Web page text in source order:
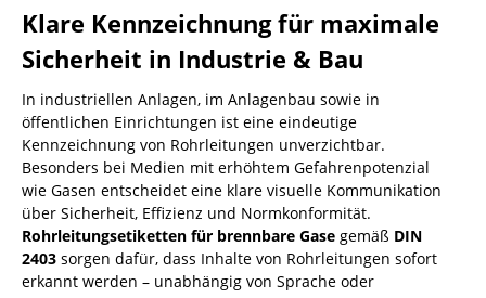
Klare Kennzeichnung für maximale
Sicherheit in Industrie & Bau
In industriellen Anlagen, im Anlagenbau sowie in
öffentlichen Einrichtungen ist eine eindeutige
Kennzeichnung von Rohrleitungen unverzichtbar.
Besonders bei Medien mit erhöhtem Gefahrenpotenzial
wie Gasen entscheidet eine klare visuelle Kommunikation
über Sicherheit, Effizienz und Normkonformität.
Rohrleitungsetiketten für brennbare Gase gemäß DIN
2403 sorgen dafür, dass Inhalte von Rohrleitungen sofort
erkannt werden – unabhängig von Sprache oder